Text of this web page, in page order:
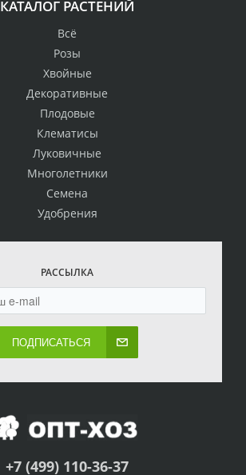
КАТАЛОГ РАСТЕНИЙ
Всё
Розы
Хвойные
Декоративные
Плодовые
Клематисы
Луковичные
Многолетники
Семена
Удобрения
РАССЫЛКА
ПОДПИСАТЬСЯ
+7 (499) 110-36-37